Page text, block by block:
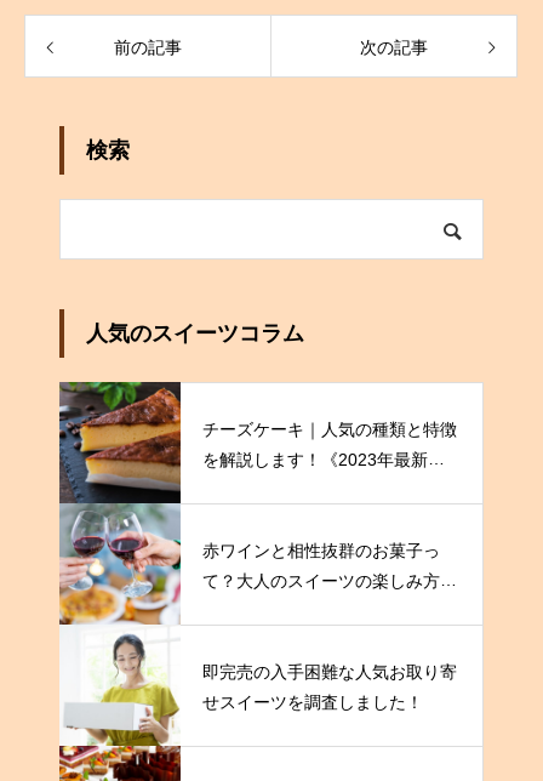
前の記事 次の記事
検索
人気のスイーツコラム
チーズケーキ｜人気の種類と特徴
を解説します！《2023年最新
赤ワインと相性抜群のお菓子っ
て？大人のスイーツの楽しみ方を
即完売の入手困難な人気お取り寄
せスイーツを調査しました！